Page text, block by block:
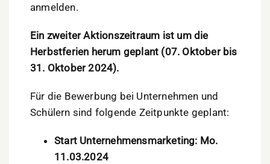
anmelden.
Ein zweiter Aktionszeitraum ist um die
Herbstferien herum geplant (07. Oktober bis
31. Oktober 2024).
Für die Bewerbung bei Unternehmen und
Schülern sind folgende Zeitpunkte geplant:
Start Unternehmensmarketing: Mo.
11.03.2024